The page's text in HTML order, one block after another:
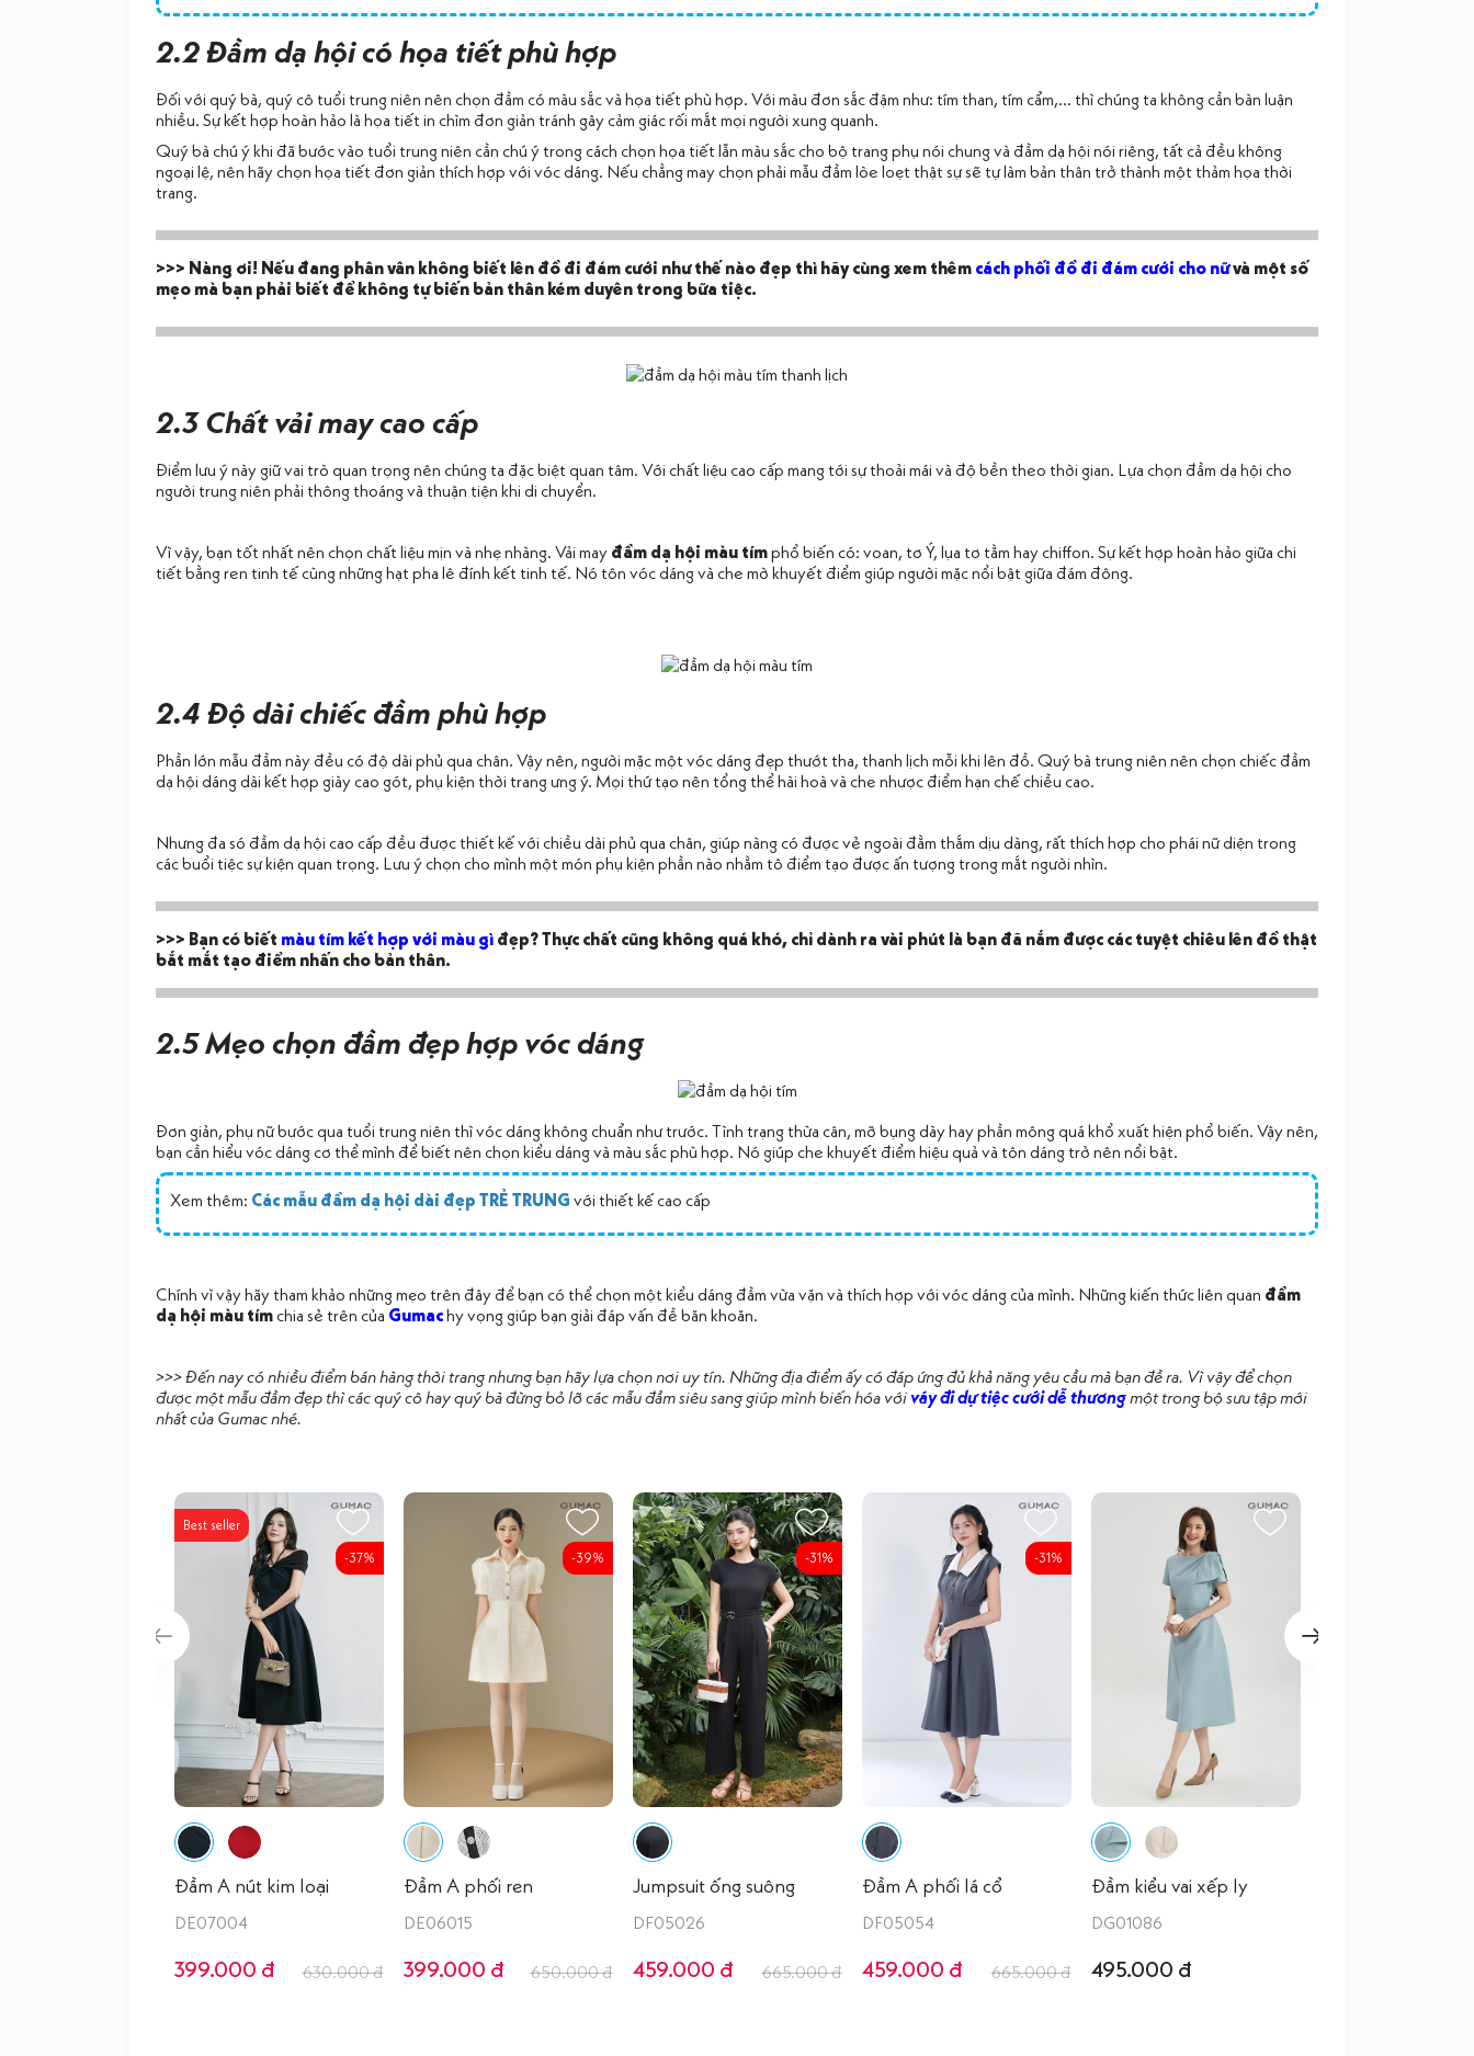
2.2 Đầm dạ hội có họa tiết phù hợp
Đối với quý bà, quý cô tuổi trung niên nên chọn đầm có màu sắc và họa tiết phù hợp. Với màu đơn sắc đậm như: tím than, tím cẩm,... thì chúng ta không cần bàn luận
nhiều. Sự kết hợp hoàn hảo là họa tiết in chìm đơn giản tránh gây cảm giác rối mắt mọi người xung quanh.
Quý bà chú ý khi đã bước vào tuổi trung niên cần chú ý trong cách chọn họa tiết lẫn màu sắc cho bộ trang phụ nói chung và đầm dạ hội nói riêng, tất cả đều không
ngoại lệ, nên hãy chọn họa tiết đơn giản thích hợp với vóc dáng. Nếu chẳng may chọn phải mẫu đầm lòe loẹt thật sự sẽ tự làm bản thân trở thành một thảm họa thời
trang.
>>> Nàng ơi! Nếu đang phân vân không biết lên đồ đi đám cưới như thế nào đẹp thì hãy cùng xem thêm cách phối đồ đi đám cưới cho nữvà một số
mẹo mà bạn phải biết để không tự biến bản thân kém duyên trong bữa tiệc.
2.3 Chất vải may cao cấp
Điểm lưu ý này giữ vai trò quan trọng nên chúng ta đặc biệt quan tâm. Với chất liệu cao cấp mang tới sự thoải mái và độ bền theo thời gian. Lựa chọn đầm dạ hội cho
người trung niên phải thông thoáng và thuận tiện khi di chuyển.
Vì vậy, bạn tốt nhất nên chọn chất liệu mịn và nhẹ nhàng. Vải may đầm dạ hội màu tímphổ biến có: voan, tơ Ý, lụa tơ tằm hay chiffon. Sự kết hợp hoàn hảo giữa chi
tiết bằng ren tinh tế cùng những hạt pha lê đính kết tinh tế. Nó tôn vóc dáng và che mờ khuyết điểm giúp người mặc nổi bật giữa đám đông.
2.4 Độ dài chiếc đầm phù hợp
Phần lớn mẫu đầm này đều có độ dài phủ qua chân. Vậy nên, người mặc một vóc dáng đẹp thướt tha, thanh lịch mỗi khi lên đồ. Quý bà trung niên nên chọn chiếc đầm
dạ hội dáng dài kết hợp giày cao gót, phụ kiện thời trang ưng ý. Mọi thứ tạo nên tổng thể hài hoà và che nhược điểm hạn chế chiều cao.
Nhưng đa só đầm dạ hội cao cấp đều được thiết kế với chiều dài phủ qua chân, giúp nàng có được vẻ ngoài đằm thắm dịu dàng, rất thích hợp cho phái nữ diện trong
các buổi tiệc sự kiện quan trọng. Lưu ý chọn cho mình một món phụ kiện phần nào nhằm tô điểm tạo được ấn tượng trong mắt người nhìn.
>>> Bạn có biết màu tím kết hợp với màu gì đẹp? Thực chất cũng không quá khó, chỉ dành ra vài phút là bạn đã nắm được các tuyệt chiêu lên đồ thật
bắt mắt tạo điểm nhấn cho bản thân.
2.5 Mẹo chọn đầm đẹp hợp vóc dáng
Đơn giản, phụ nữ bước qua tuổi trung niên thì vóc dáng không chuẩn như trước. Tình trạng thừa cân, mỡ bụng dày hay phần mông quá khổ xuất hiện phổ biến. Vậy nên,
bạn cần hiểu vóc dáng cơ thể mình để biết nên chọn kiểu dáng và màu sắc phù hợp. Nó giúp che khuyết điểm hiệu quả và tôn dáng trở nên nổi bật.
Xem thêm: Các mẫu đầm dạ hội dài đẹp TRẺ TRUNG với thiết kế cao cấp
Chính vì vậy hãy tham khảo những mẹo trên đây để bạn có thể chọn một kiểu dáng đầm vừa vặn và thích hợp với vóc dáng của mình. Những kiến thức liên quan đầm
dạ hội màu tímchia sẻ trên của Gumachy vọng giúp bạn giải đáp vấn đề băn khoăn.
>>> Đến nay có nhiều điểm bán hàng thời trang nhưng bạn hãy lựa chọn nơi uy tín. Những địa điểm ấy có đáp ứng đủ khả năng yêu cầu mà bạn đề ra. Vì vậy để chọn
được một mẫu đầm đẹp thì các quý cô hay quý bà đừng bỏ lỡ các mẫu đầm siêu sang giúp mình biến hóa vớiváy đi dự tiệc cưới dễ thươngmột trong bộ sưu tập mới
nhất của Gumac nhé.
Best seller
-37%
Đầm A nút kim loại
DE07004
399.000 đ 630.000 đ
-39%
Đầm A phối ren
DE06015
399.000 đ 650.000 đ
-31%
Jumpsuit ống suông
DF05026
459.000 đ 665.000 đ
-31%
Đầm A phối lá cổ
DF05054
459.000 đ 665.000 đ
Đầm kiểu vai xếp ly
DG01086
495.000 đ